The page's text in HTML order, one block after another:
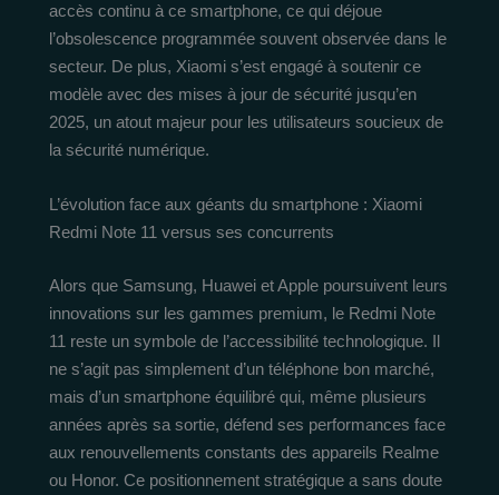
accès continu à ce smartphone, ce qui déjoue
l’obsolescence programmée souvent observée dans le
secteur. De plus, Xiaomi s’est engagé à soutenir ce
modèle avec des mises à jour de sécurité jusqu’en
2025, un atout majeur pour les utilisateurs soucieux de
la sécurité numérique.
L’évolution face aux géants du smartphone : Xiaomi
Redmi Note 11 versus ses concurrents
Alors que Samsung, Huawei et Apple poursuivent leurs
innovations sur les gammes premium, le Redmi Note
11 reste un symbole de l’accessibilité technologique. Il
ne s’agit pas simplement d’un téléphone bon marché,
mais d’un smartphone équilibré qui, même plusieurs
années après sa sortie, défend ses performances face
aux renouvellements constants des appareils Realme
ou Honor. Ce positionnement stratégique a sans doute